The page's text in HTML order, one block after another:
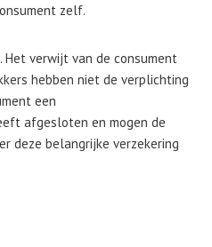
zelf.
Het verwijt van de consument
hebben niet de verplichting
een
afgesloten en mogen de
deze belangrijke verzekering